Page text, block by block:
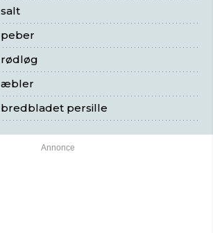
salt
peber
rødløg
æbler
bredbladet persille